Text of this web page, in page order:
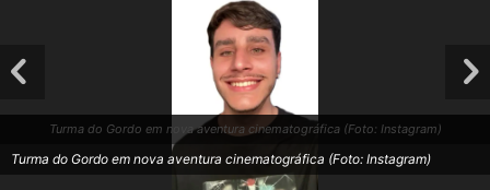
Turma do Gordo em nova aventura cinematográfica (Foto: Instagram)
Turma do Gordo em nova aventura cinematográfica (Foto: Instagram)